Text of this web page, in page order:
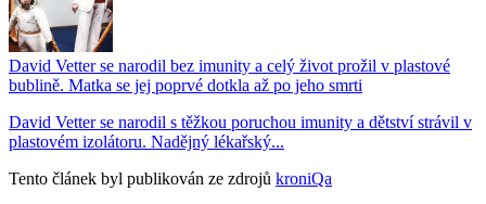
David Vetter se narodil bez imunity a celý život prožil v plastové
bublině. Matka se jej poprvé dotkla až po jeho smrti
David Vetter se narodil s těžkou poruchou imunity a dětství strávil v
plastovém izolátoru. Nadějný lékařský...
Tento článek byl publikován ze zdrojů kroniQa